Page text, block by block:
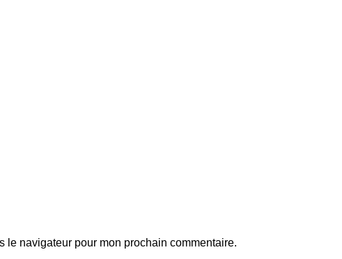
le navigateur pour mon prochain commentaire.